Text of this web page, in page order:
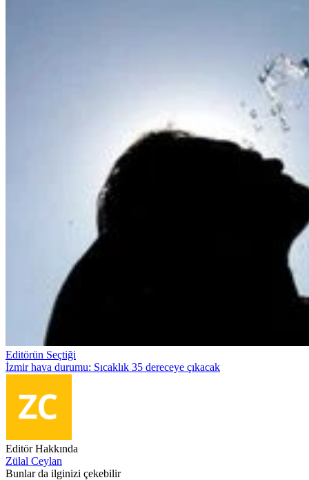
Editörün Seçtiği
İzmir hava durumu: Sıcaklık 35 dereceye çıkacak
Editör Hakkında
Zülal Ceylan
Bunlar da ilginizi çekebilir